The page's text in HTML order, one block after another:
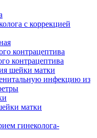
с коррекцией
контрацептива
контрацептива
шейки матки
инфекцию из
матки
гинеколога-